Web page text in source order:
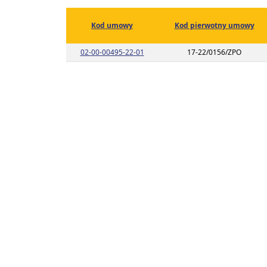
Kod umowy Kod pierwotny umowy
02-00-00495-22-01 Link do listy planu umowy o kodzie
17-22/0156/ZPO